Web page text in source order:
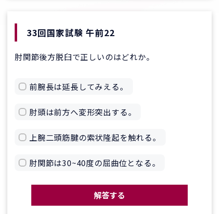
33回国家試験 午前22
肘関節後方脱臼で正しいのはどれか。
前腕長は延長してみえる。
肘頭は前方へ変形突出する。
上腕二頭筋腱の索状隆起を触れる。
肘関節は30~40度の屈曲位となる。
解答する